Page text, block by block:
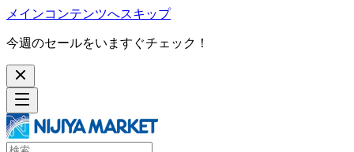
メインコンテンツへスキップ
今週のセールをいますぐチェック！